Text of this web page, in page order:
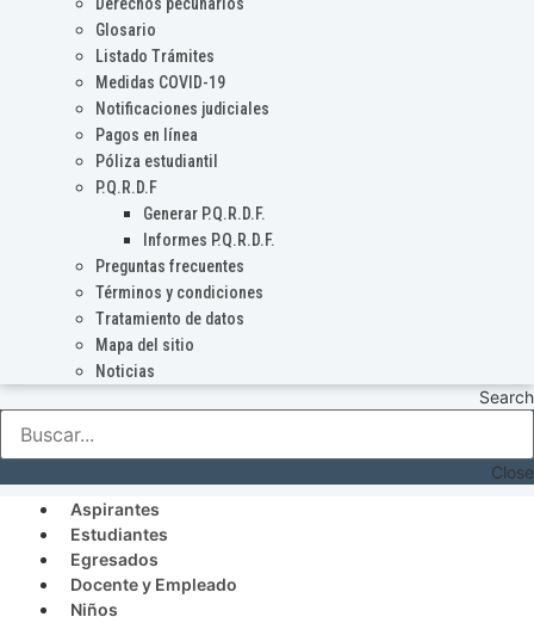
Derechos pecunarios
Glosario
Listado Trámites
Medidas COVID-19
Notificaciones judiciales
Pagos en línea
Póliza estudiantil
P.Q.R.D.F
Generar P.Q.R.D.F.
Informes P.Q.R.D.F.
Preguntas frecuentes
Términos y condiciones
Tratamiento de datos
Mapa del sitio
Noticias
Search
Close
Aspirantes
Estudiantes
Egresados
Docente y Empleado
Niños